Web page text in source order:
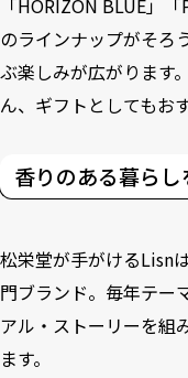
「HORIZON BLUE」
のラインナップがそろ
ぶ楽しみが広がります
ん、ギフトとしてもお
香りのある暮ら
松栄堂が手がけるLisn
門ブランド。毎年テー
アル・ストーリーを組
ます。